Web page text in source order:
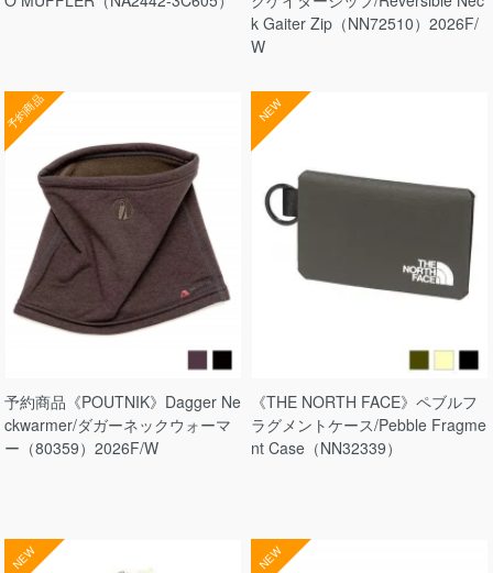
k Gaiter Zip（NN72510）2026F/
W
予約商品
予約商品《POUTNIK》Dagger Ne
ckwarmer/ダガーネックウォーマ
ー（80359）2026F/W
NEW
《THE NORTH FACE》ペブルフ
ラグメントケース/Pebble Fragme
nt Case（NN32339）
NEW NEW